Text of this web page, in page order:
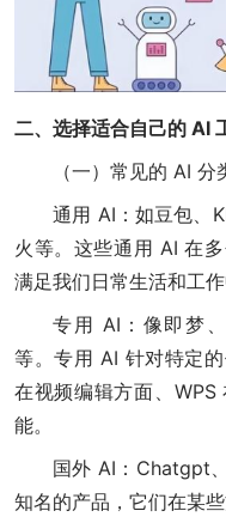
二、选择适合自己的 AI
（一）常见的 AI
通用 AI：如豆包、
火等。这些通用 AI 在
满足我们日常生活和工作
专用 AI：像即梦
等。专用 AI 针对特定
在视频编辑方面、
能。
国外 AI：Chatgpt
知名的产品，它们在某